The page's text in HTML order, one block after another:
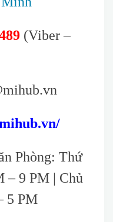
(Viber –
Phòng: Thứ
– 9 PM | Chủ
5 PM